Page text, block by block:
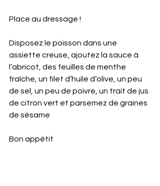
Place au dressage !
Disposez le poisson dans une
assiette creuse, ajoutez la sauce à
l’abricot, des feuilles de menthe
fraîche, un filet d’huile d’olive, un peu
de sel, un peu de poivre, un trait de jus
de citron vert et parsemez de graines
de sésame
Bon appétit